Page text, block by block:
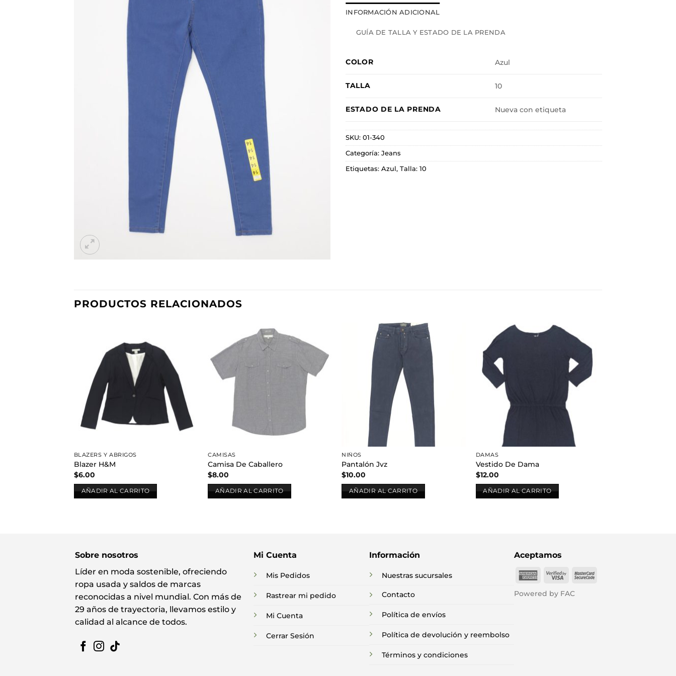
INFORMACIÓN ADICIONAL
GUÍA DE TALLA Y ESTADO DE LA PRENDA
COLOR Azul
TALLA 10
ESTADO DE LA PRENDA Nueva con etiqueta
SKU: 01-340
Categoría: Jeans
Etiquetas: Azul, Talla: 10
PRODUCTOS RELACIONADOS
lista de
deseos
BLAZERS Y ABRIGOS
Blazer H&M
$6.00
AÑADIR AL CARRITO
Añadir
lista de
deseos
CAMISAS
Camisa De Caballero
$8.00
AÑADIR AL CARRITO
NIÑOS
Pantalón Jvz
$10.00
AÑADIR AL CARRITO
Añadir
lista de
deseos
DAMAS
Vestido De Dama
$12.00
AÑADIR AL CARRITO
Sobre nosotros
Líder en moda sostenible, ofreciendo
ropa usada y saldos de marcas
reconocidas a nivel mundial. Con más de
29 años de trayectoria, llevamos estilo y
calidad al alcance de todos.
Mi Cuenta
Mis Pedidos
Rastrear mi pedido
Mi Cuenta
Cerrar Sesión
Información
Nuestras sucursales
Contacto
Política de envíos
Política de devolución y reembolso
Términos y condiciones
Aceptamos
American
Visa
MasterCard
Powered by FAC